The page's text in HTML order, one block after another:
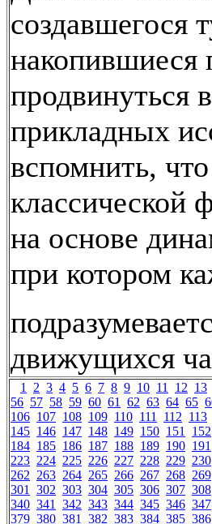
создавшегося
накопившиеся
продвинуться
прикладных
вспомнить,
классической
на основе
при котором
движущихся
1 2 3 4 5 6 7 8 9 10 11 12 13
56 57 58 59 60 61 62 63 64 65
106 107 108 109 110 111 112 113
145 146 147 148 149 150 151 152
184 185 186 187 188 189 190 191
223 224 225 226 227 228 229 230
262 263 264 265 266 267 268 269
301 302 303 304 305 306 307 308
340 341 342 343 344 345 346 347
379 380 381 382 383 384 385 386